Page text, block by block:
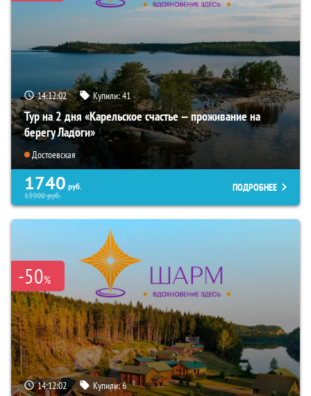
14:12:00 Купили:41
Тур на 2 дня «Карельское счастье — проживание на
берегу Ладоги»
Достоевская
1740 руб.
13900руб.
ПОДРОБНЕЕ
-50%
14:12:00 Купили:6